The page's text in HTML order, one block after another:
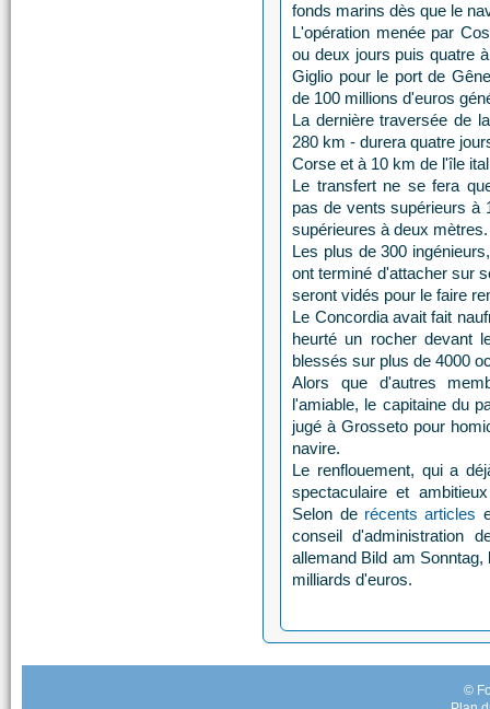
fonds marins dès que le
L'opération menée par
ou deux jours puis quatre
Giglio pour le port de
de 100 millions d'euros
La dernière traversée de
280 km - durera quatre
Corse et à 10 km de l'île
Le transfert ne se fera
pas de vents supérieurs à
supérieures à deux mètres.
Les plus de 300
ont terminé d'attacher sur
seront vidés pour le faire
Le Concordia avait fait
heurté un rocher devant
blessés sur plus de 4000
Alors que d'autres
l'amiable, le capitaine du
jugé à Grosseto pour
navire.
Le renflouement, qui a
spectaculaire et
Selon de récents articles
conseil d'administration
allemand Bild am
milliards d'euros.
©